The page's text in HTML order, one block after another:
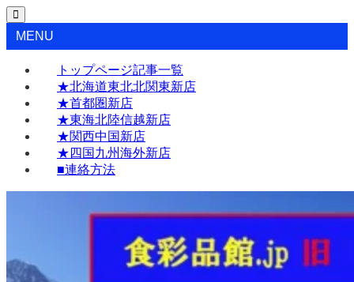
MENU
トップページ記事一覧
★北海道東北北関東新店
★首都圏新店
★東海北陸信越新店
★関西中国新店
★四国九州海外新店
■連絡方法